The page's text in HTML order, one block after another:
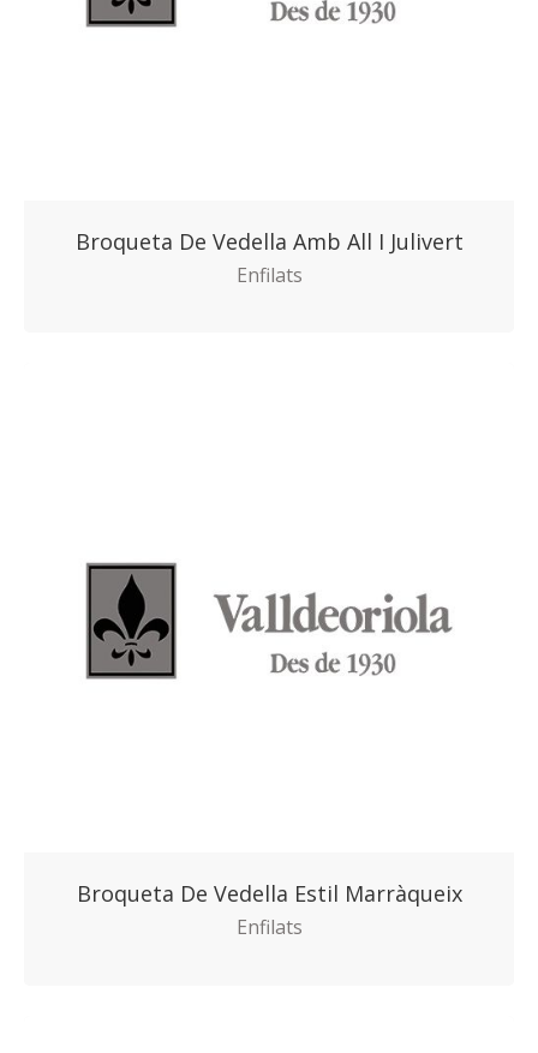
Broqueta De Vedella Amb All I Julivert
Enfilats
Broqueta De Vedella Estil Marràqueix
Enfilats